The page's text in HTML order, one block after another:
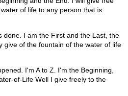
of life to any person that is
done. I am the First and the Last, the
give of the fountain of the water of life
I'm A to Z. I'm the Beginning,
of-Life Well I give freely to the